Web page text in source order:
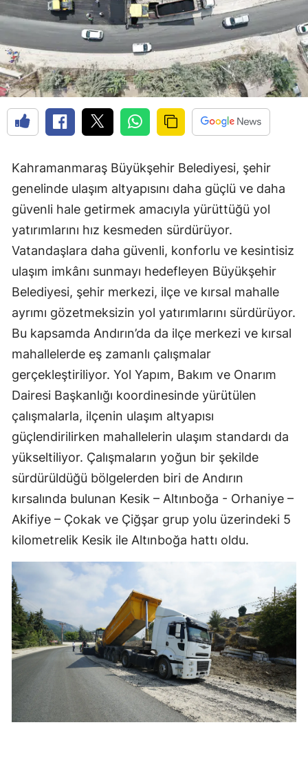
Kahramanmaraş Büyükşehir Belediyesi, şehir
genelinde ulaşım altyapısını daha güçlü ve daha
güvenli hale getirmek amacıyla yürüttüğü yol
yatırımlarını hız kesmeden sürdürüyor.
Vatandaşlara daha güvenli, konforlu ve kesintisiz
ulaşım imkânı sunmayı hedefleyen Büyükşehir
Belediyesi, şehir merkezi, ilçe ve kırsal mahalle
ayrımı gözetmeksizin yol yatırımlarını sürdürüyor.
Bu kapsamda Andırın’da da ilçe merkezi ve kırsal
mahallelerde eş zamanlı çalışmalar
gerçekleştiriliyor. Yol Yapım, Bakım ve Onarım
Dairesi Başkanlığı koordinesinde yürütülen
çalışmalarla, ilçenin ulaşım altyapısı
güçlendirilirken mahallelerin ulaşım standardı da
yükseltiliyor. Çalışmaların yoğun bir şekilde
sürdürüldüğü bölgelerden biri de Andırın
kırsalında bulunan Kesik – Altınboğa - Orhaniye –
Akifiye – Çokak ve Çiğşar grup yolu üzerindeki 5
kilometrelik Kesik ile Altınboğa hattı oldu.